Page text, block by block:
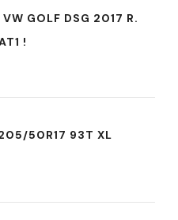
GOLF DSG 2017 R.
!
50R17 93T XL